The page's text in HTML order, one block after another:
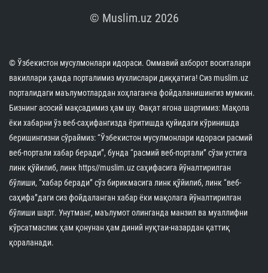
© Muslim.uz 2026
© Ўзбекистон мусулмонлари идораси. Оммавий ахборот воситалари
вакиллари ҳамда порталимиз мухлислари диққатига! Сиз muslim.uz
порталидаги маълумотлардан хоҳлаганча фойдаланишингиз мумкин.
Бизнинг асосий мақсадимиз ҳам шу. Фақат ягона шартимиз: Мақола
ёки хабарни ўз веб-саҳифангизда ёритишда қуйидаги кўринишда
беришингизни сўраймиз: “Ўзбекистон мусулмонлари идораси расмий
веб-портали хабар беради”, бунда “расмий веб-портали” сўзи устига
линк қўйилиб, линк https//muslim.uz саҳифасига йўналтирилган
бўлиши, “хабар беради” сўз бирикмасига линк қўйилиб, линк “веб-
саҳифа”даги сиз фойдаланган хабар ёки мақолага йўналтирилган
бўлиши шарт. Унутманг, маълумот олинганда манзил ва муаллифни
кўрсатмаслик ҳам қонунан ҳам диний нуқтаи-назардан қаттиқ
қораланади.